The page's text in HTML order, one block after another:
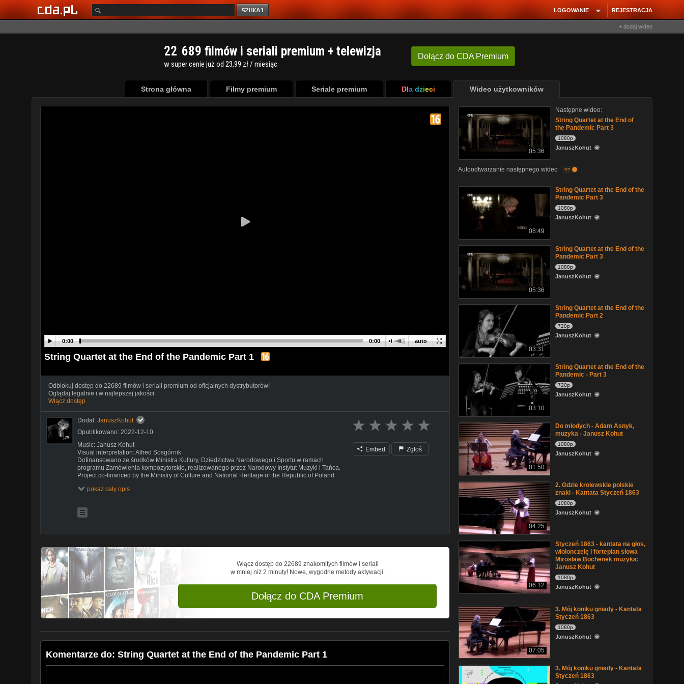
REJESTRACJA
LOGOWANIE
+ dodaj wideo
Dołącz do CDA Premium
22 689 filmów i seriali premium + telewizja
w super cenie już od 23,99 zł / miesiąc
Strona główna Filmy premium Seriale premium Dla dzieci Wideo użytkowników
auto
0:00 0:00
String Quartet at the End of the Pandemic Part 1
Odblokuj dostęp do 22689 filmów i seriali premium od oficjalnych dystrybutorów!
Oglądaj legalnie i w najlepszej jakości.
Włącz dostęp
Dodał: JanuszKohut
Opublikowano: 2022-12-10
Music: Janusz Kohut
Visual interpretation: Alfred Sosgórnik
Dofinansowano ze środków Ministra Kultury, Dziedzictwa Narodowego i Sportu w ramach
programu Zamówienia kompozytorskie, realizowanego przez Narodowy Instytut Muzyki i Tańca.
Project co-financed by the Ministry of Culture and National Heritage of the Republic of Poland
Beneficjent projektu: Silesia Music Center Sp. z o.o.
pokaż cały opis
Embed Zgłoś
Włącz dostęp do 22689 znakomitych filmów i seriali
w mniej niż 2 minuty! Nowe, wygodne metody aktywacji.
Dołącz do CDA Premium
Komentarze do: String Quartet at the End of the Pandemic Part 1
05:36
Następne wideo:
String Quartet at the End of
the Pandemic Part 3
1080p
JanuszKohut
Autoodtwarzanie następnego wideo on
08:49
String Quartet at the End of the
Pandemic Part 3
1080p
JanuszKohut
05:36
String Quartet at the End of the
Pandemic Part 3
1080p
JanuszKohut
03:31
String Quartet at the End of the
Pandemic Part 2
720p
JanuszKohut
03:10
String Quartet at the End of the
Pandemic - Part 3
720p
JanuszKohut
01:50
Do młodych - Adam Asnyk,
muzyka - Janusz Kohut
1080p
JanuszKohut
04:25
2. Gdzie krolewskie polskie
znaki - Kantata Styczeń 1863
1080p
JanuszKohut
06:12
Styczeń 1863 - kantata na głos,
wiolonczelę i fortepian słowa
Mirosław Bochenek muzyka:
Janusz Kohut
1080p
JanuszKohut
07:05
3. Mój koniku gniady - Kantata
Styczeń 1863
1080p
JanuszKohut
3. Mój koniku gniady - Kantata
Styczeń 1863